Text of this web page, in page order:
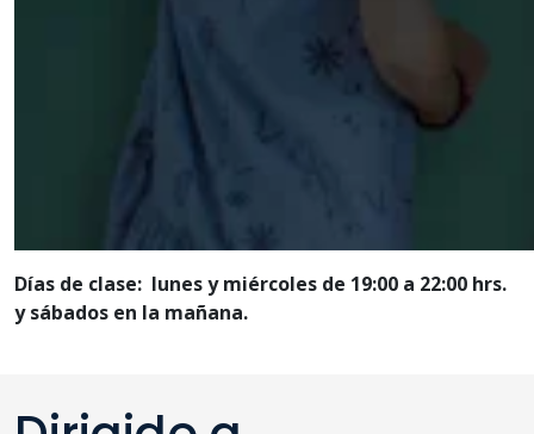
Días de clase: lunes y miércoles de 19:00 a 22:00 hrs.
y sábados en la mañana.